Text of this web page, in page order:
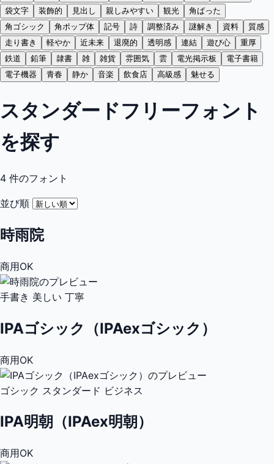
袋文字
装飾的 見出し 親しみやすい 観光
角ばった
角ゴシック
角ポップ体 記号 詩 調整済み 謎解き 資料
質感
走り書き
軽やか 近未来 退廃的 透明感 連結 遊び心
重厚
鉄道
鉛筆 隷書 雑 雑貨 雰囲気 雲 電光掲示板
電子書籍
電子機器
青春 静か 音楽 飲食店 高級感 魅せる
スタンダードフリーフォント
を探す
4 件のフォント
並び順
時雨院
商用OK
手書き 美しい 丁寧
IPAゴシック（IPAexゴシック）
商用OK
ゴシック スタンダード ビジネス
IPA明朝（IPAex明朝）
商用OK